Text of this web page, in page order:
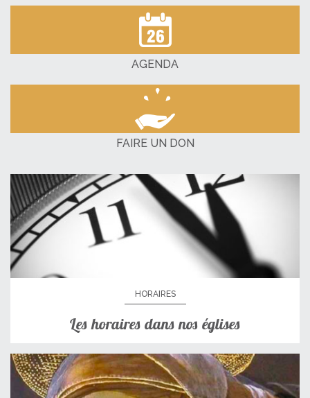
AGENDA
FAIRE UN DON
HORAIRES
Les horaires dans nos églises